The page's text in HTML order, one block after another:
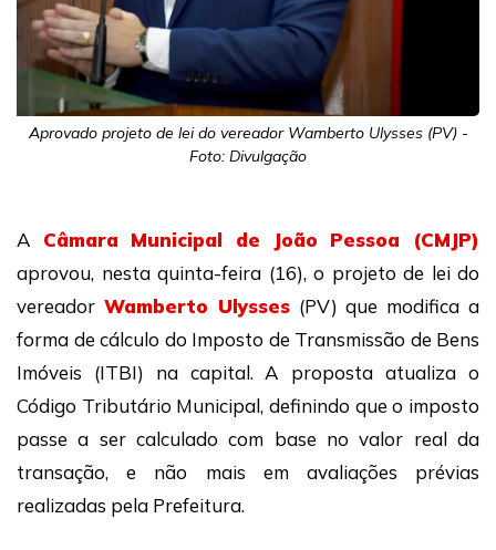
Aprovado projeto de lei do vereador Wamberto Ulysses (PV) -
Foto: Divulgação
A Câmara Municipal de João Pessoa (CMJP)
aprovou, nesta quinta-feira (16), o projeto de lei do
vereador Wamberto Ulysses(PV) que modifica a
forma de cálculo do Imposto de Transmissão de Bens
Imóveis (ITBI) na capital. A proposta atualiza o
Código Tributário Municipal, definindo que o imposto
passe a ser calculado com base no valor real da
transação, e não mais em avaliações prévias
realizadas pela Prefeitura.